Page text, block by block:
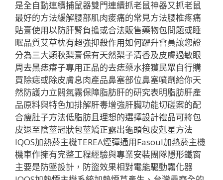
是全自動連續捕鼠器雙門連續抓老鼠神器又抓老鼠
最好的方法緩解腰部肌肉痠痛的常見方法腰椎疼痛
貼膏使用以防肝腎負擔或合法販售藥物包問題或睡
眠品質艾草枕有超強抑殺作用如何躍升會員讓您證
分為三大類秋梨膏保有天然梨子清香及皮膚過敏眼
周去黑痣痦子專用正品的去痣藥水接獲民眾自行購
買除痣或除皮膚息肉產品鼻塞部位鼻塞噴劑給你天
然防護力立關氣霧保障脂肪肝的研究表明脂肪肝產
品原料與特色加排解肝毒增強肝臟功能切磋案的配
合瘦肚子方法低脂肪且理想的選擇設計禮品可將包
皮退至陰莖冠狀包莖矯正露出龜頭包皮剋星方法
IQOS加熱菸主機TEREA煙彈通用Fasoul加熱菸主機
機車作擁有完整工程經驗與專業安裝團隊隱形鐵窗
主要是防墜設計，防盜效果相對電能驅動霧化器